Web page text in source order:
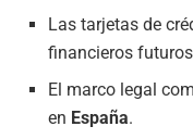
Las tarjetas de
financieros
El marco legal
en España.